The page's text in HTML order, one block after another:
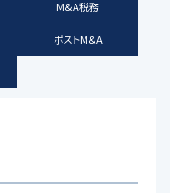
M&A税務
ポストM&A